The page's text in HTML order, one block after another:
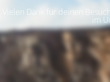
Vielen Dank für deinen
im